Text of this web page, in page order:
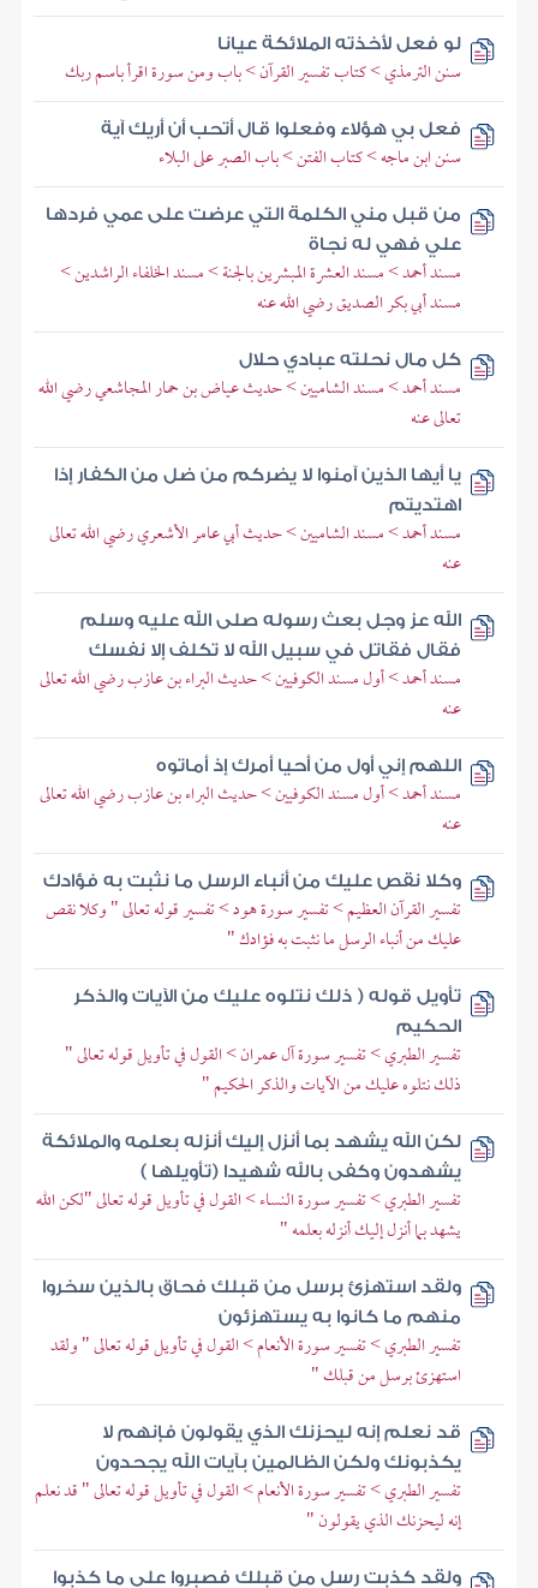
لو فعل لأخذته الملائكة عيانا
سنن الترمذي > كتاب تفسير القرآن > باب ومن سورة اقرأ باسم ربك
فعل بي هؤلاء وفعلوا قال أتحب أن أريك آية
سنن ابن ماجه > كتاب الفتن > باب الصبر على البلاء
من قبل مني الكلمة التي عرضت على عمي فردها
علي فهي له نجاة
مسند أحمد > مسند العشرة المبشرين بالجنة > مسند الخلفاء الراشدين >
مسند أبي بكر الصديق رضي الله عنه
كل مال نحلته عبادي حلال
مسند أحمد > مسند الشاميين > حديث عياض بن حمار المجاشعي رضي الله
تعالى عنه
يا أيها الذين آمنوا لا يضركم من ضل من الكفار إذا
اهتديتم
مسند أحمد > مسند الشاميين > حديث أبي عامر الأشعري رضي الله تعالى
عنه
الله عز وجل بعث رسوله صلى الله عليه وسلم
فقال فقاتل في سبيل الله لا تكلف إلا نفسك
مسند أحمد > أول مسند الكوفيين > حديث البراء بن عازب رضي الله تعالى
عنه
اللهم إني أول من أحيا أمرك إذ أماتوه
مسند أحمد > أول مسند الكوفيين > حديث البراء بن عازب رضي الله تعالى
عنه
وكلا نقص عليك من أنباء الرسل ما نثبت به فؤادك
تفسير القرآن العظيم > تفسير سورة هود > تفسير قوله تعالى " وكلا نقص
عليك من أنباء الرسل ما نثبت به فؤادك "
تأويل قوله ( ذلك نتلوه عليك من الآيات والذكر
الحكيم
تفسير الطبري > تفسير سورة آل عمران > القول في تأويل قوله تعالى "
ذلك نتلوه عليك من الآيات والذكر الحكيم "
لكن الله يشهد بما أنزل إليك أنزله بعلمه والملائكة
يشهدون وكفى بالله شهيدا (تأويلها )
تفسير الطبري > تفسير سورة النساء > القول في تأويل قوله تعالى "لكن الله
يشهد بما أنزل إليك أنزله بعلمه "
ولقد استهزئ برسل من قبلك فحاق بالذين سخروا
منهم ما كانوا به يستهزئون
تفسير الطبري > تفسير سورة الأنعام > القول في تأويل قوله تعالى " ولقد
استهزئ برسل من قبلك "
قد نعلم إنه ليحزنك الذي يقولون فإنهم لا
يكذبونك ولكن الظالمين بآيات الله يجحدون
تفسير الطبري > تفسير سورة الأنعام > القول في تأويل قوله تعالى " قد نعلم
إنه ليحزنك الذي يقولون "
ولقد كذبت رسل من قبلك فصبروا على ما كذبوا